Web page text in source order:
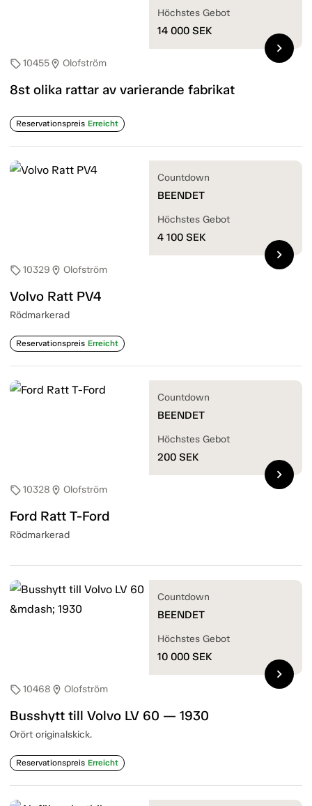
sell10455location_on Olofström
8st olika rattar av varierande fabrikat
Reservationspreis Erreicht
Höchstes Gebot
14 000 SEK
chevron_right
sell10329 location_on Olofström
Volvo Ratt PV4
Rödmarkerad
Reservationspreis Erreicht
Countdown
BEENDET
Höchstes Gebot
4 100 SEK
chevron_right
sell10328 location_on Olofström
Ford Ratt T-Ford
Rödmarkerad
Countdown
BEENDET
Höchstes Gebot
200 SEK
chevron_right
sell10468 location_on Olofström
Busshytt till Volvo LV 60 — 1930
Orört originalskick.
Reservationspreis Erreicht
Countdown
BEENDET
Höchstes Gebot
10 000 SEK
chevron_right